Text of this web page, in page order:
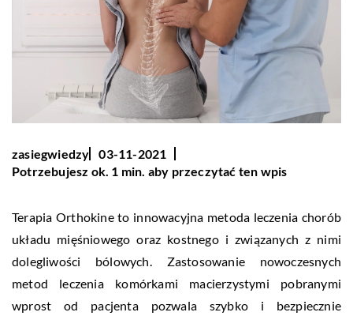
zasiegwiedzy
03-11-2021
Potrzebujesz ok. 1 min. aby przeczytać ten wpis
Terapia Orthokine to innowacyjna metoda leczenia chorób
układu mięśniowego oraz kostnego i związanych z nimi
dolegliwości bólowych. Zastosowanie nowoczesnych
metod leczenia komórkami macierzystymi pobranymi
wprost od pacjenta pozwala szybko i bezpiecznie